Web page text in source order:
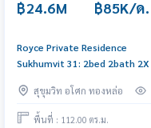
฿24.6M
฿85K/ด.
Royce Private Residence
Sukhumvit 31: 2bed 2bath 2X
85,000/mth Am: 0656199198
สุขุมวิท อโศก ทองหล่อ
พื้นที่ : 112.00 ตร.ม.